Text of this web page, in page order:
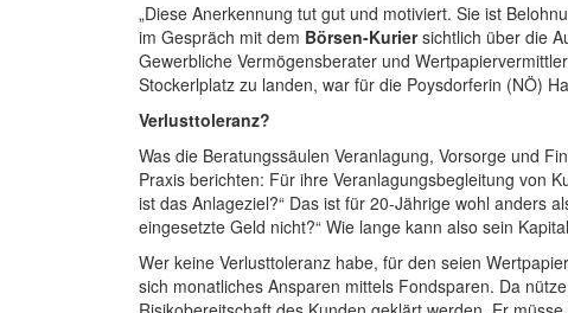
„Diese Anerkennung tut gut und motiviert. Sie ist
im Gespräch mit dem Börsen-Kuriersichtlich über die
Gewerbliche Vermögensberater und
Stockerlplatz zu landen, war für die Poysdorferin (NÖ)
Verlusttoleranz?
Was die Beratungssäulen Veranlagung, Vorsorge und
Praxis berichten: Für ihre Veranlagungsbegleitung von
ist das Anlageziel?“ Das ist für 20-Jährige wohl anders
eingesetzte Geld nicht?“ Wie lange kann also sein
Wer keine Verlusttoleranz habe, für den seien
sich monatliches Ansparen mittels Fondsparen. Da